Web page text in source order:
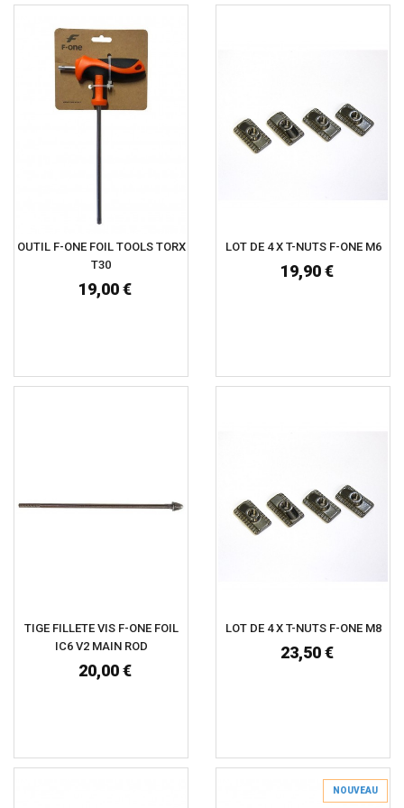
OUTIL F-ONE FOIL TOOLS TORX
T30
19,00 €
LOT DE 4 X T-NUTS F-ONE M6
19,90 €
TIGE FILLETE VIS F-ONE FOIL
IC6 V2 MAIN ROD
20,00 €
LOT DE 4 X T-NUTS F-ONE M8
23,50 €
NOUVEAU